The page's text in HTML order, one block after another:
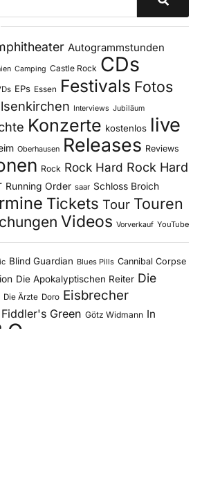
Autogrammstunden
Camping Castle Rock CDs
EPs Essen Festivals Fotos
Interviews Jubiläum
Konzerte kostenlos live
Oberhausen Releases Reviews
Rock Rock Hard Rock Hard
Running Order saar Schloss Broich
Tickets Tour Touren
Videos Vorverkauf YouTube
Blind Guardian Blues Pills Cannibal Corpse
Die Apokalyptischen Reiter Die
Die Ärzte Doro Eisbrecher
Fiddler's Green Götz Widmann In